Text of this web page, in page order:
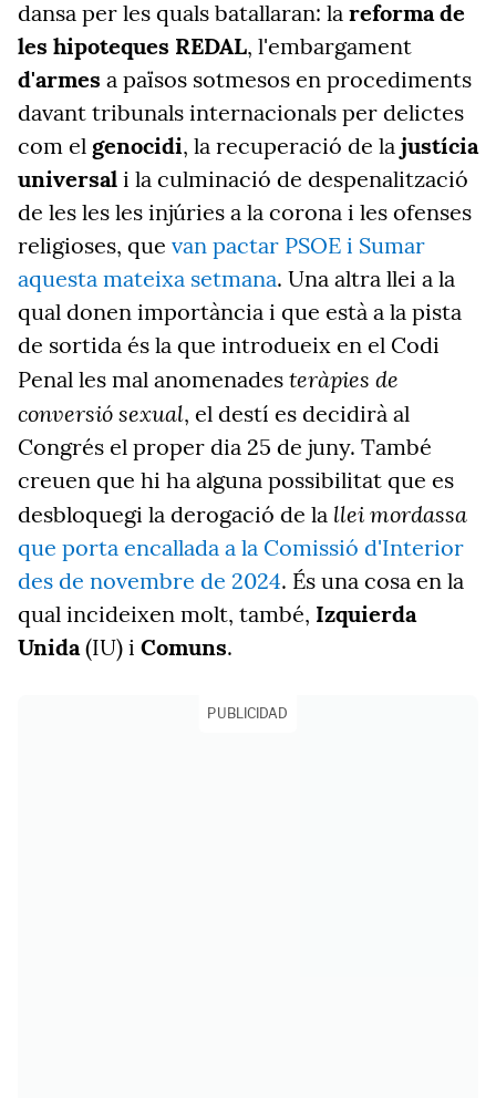
dansa per les quals batallaran: la reforma de
les hipoteques REDAL, l'embargament
d'armes a països sotmesos en procediments
davant tribunals internacionals per delictes
com el genocidi, la recuperació de la justícia
universal i la culminació de despenalització
de les les les injúries a la corona i les ofenses
religioses, que van pactar PSOE i Sumar
aquesta mateixa setmana. Una altra llei a la
qual donen importància i que està a la pista
de sortida és la que introdueix en el Codi
Penal les mal anomenades teràpies de
conversió sexual, el destí es decidirà al
Congrés el proper dia 25 de juny. També
creuen que hi ha alguna possibilitat que es
desbloquegi la derogació de la llei mordassa
que porta encallada a la Comissió d'Interior
des de novembre de 2024. És una cosa en la
qual incideixen molt, també, Izquierda
Unida(IU) i Comuns.
PUBLICIDAD